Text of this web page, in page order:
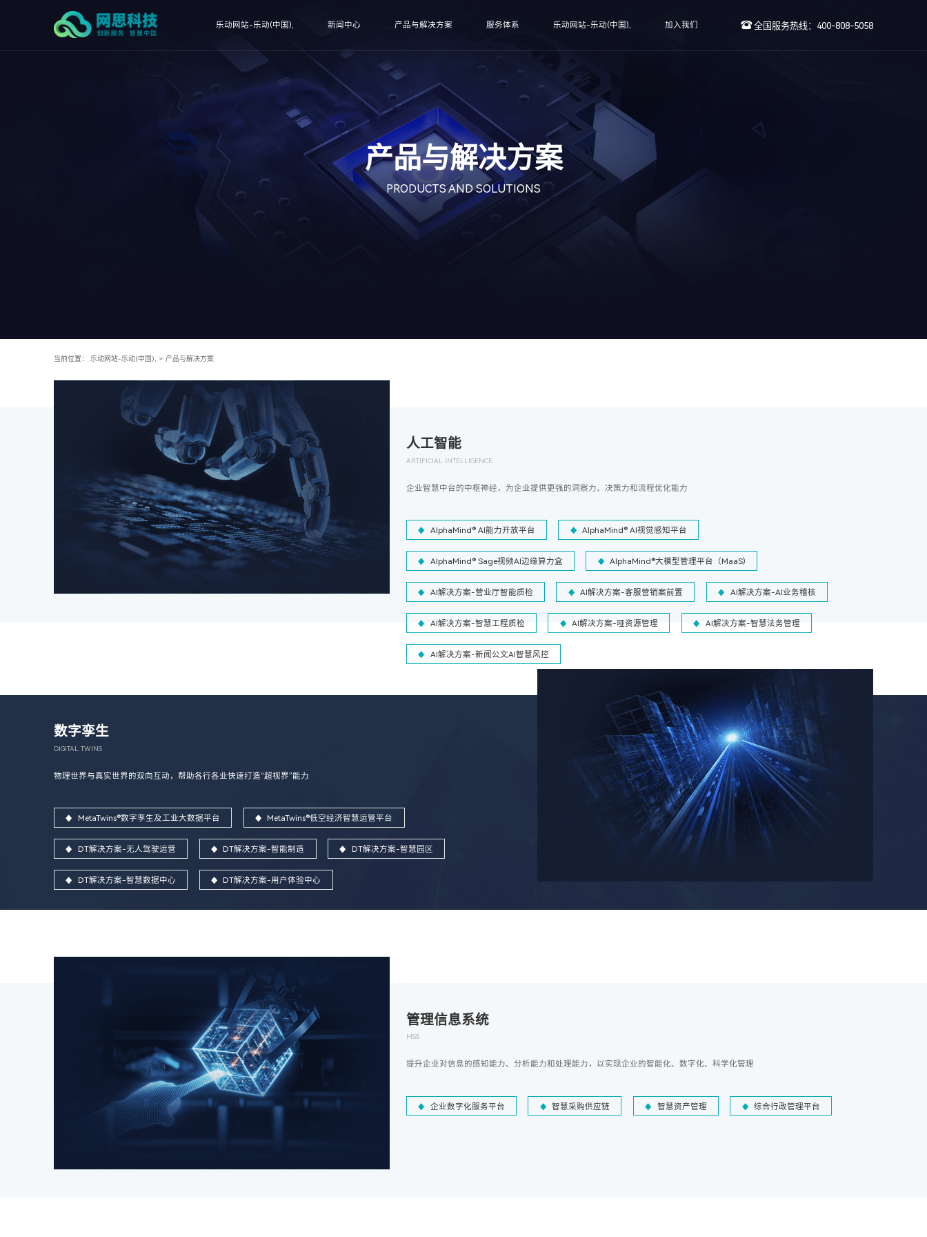
乐动网站-乐动(中国), 新闻中心 产品与解决方案 服务体系 乐动网站-乐动(中国), 加入我们 全国服务热线：400-808-5058
产品与解决方案
PRODUCTS AND SOLUTIONS
当前位置： 乐动网站-乐动(中国), > 产品与解决方案
人工智能
ARTIFICIAL INTELLIGENCE
企业智慧中台的中枢神经，为企业提供更强的洞察力、决策力和流程优化能力
AlphaMind® AI能力开放平台 AlphaMind® AI视觉感知平台
AlphaMind® Sage视频AI边缘算力盒 AlphaMind®大模型管理平台（MaaS)
AI解决方案-营业厅智能质检 AI解决方案-客服营销案前置 AI解决方案-AI业务稽核
AI解决方案-智慧工程质检 AI解决方案-哑资源管理 AI解决方案-智慧法务管理
AI解决方案-新闻公文AI智慧风控
数字孪生
DIGITAL TWINS
物理世界与真实世界的双向互动，帮助各行各业快速打造“超视界”能力
MetaTwins®数字孪生及工业大数据平台 MetaTwins®低空经济智慧运管平台
DT解决方案-无人驾驶运营 DT解决方案-智能制造 DT解决方案-智慧园区
DT解决方案-智慧数据中心 DT解决方案-用户体验中心
管理信息系统
MSS
提升企业对信息的感知能力、分析能力和处理能力，以实现企业的智能化、数字化、科学化管理
企业数字化服务平台 智慧采购供应链 智慧资产管理 综合行政管理平台